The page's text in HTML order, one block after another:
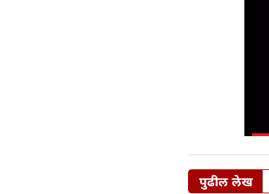
पुढील लेख